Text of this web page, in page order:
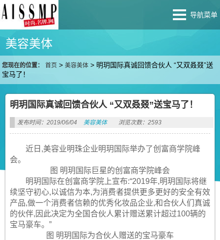
导航菜单
美容美体
您现在的位置： 首页 >美容美体 > 明玥国际真诚回馈合伙人 “又双叒叕”送
宝马了！
明玥国际真诚回馈合伙人 “又双叒叕”送宝马了！
发布时间：2019/06/04 美容美体 浏览次数：2593
近日,美容业明珠企业明玥国际举办了创富商学院峰
会。
图 明玥国际巨星的创富商学院峰会
明玥国际在创富商学院上宣布:“2019年,明玥国际将继
续坚守初心,以诚信为本,为消费者提供更多更好的安全有效
产品,做一个消费者信赖的优秀化妆品企业,和合伙人们真诚
的伙伴,因此决定为全国合伙人累计赠送累计超过100辆的
宝马豪车。”
图 明玥国际为合伙人赠送的宝马豪车